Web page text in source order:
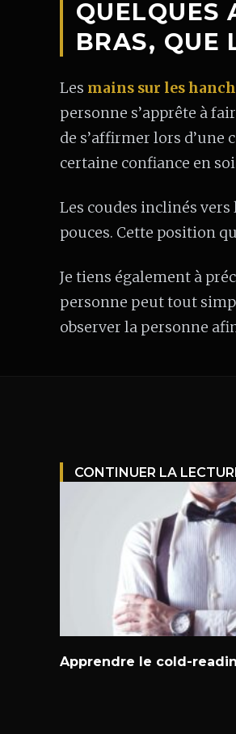
QUELQUES
BRAS, QUE
Les mains sur les
personne s’apprête à
de s’affirmer lors d’une
certaine confiance en
Les coudes inclinés
pouces. Cette position
Je tiens également à
personne peut tout
observer la personne
CONTINUER LA
Apprendre le cold-